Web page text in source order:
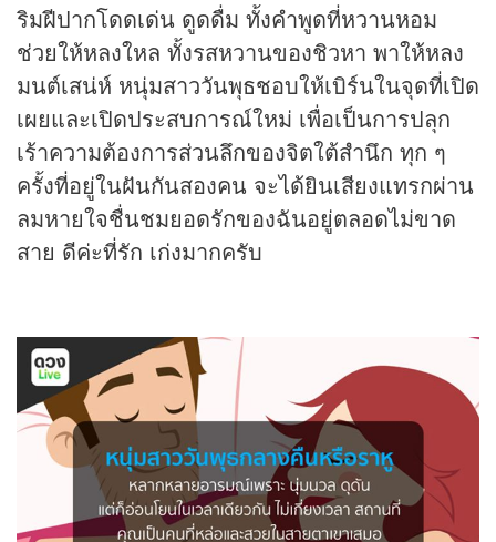
ริมฝีปากโดดเด่น ดูดดื่ม ทั้งคำพูดที่หวานหอม
ช่วยให้หลงใหล ทั้งรสหวานของชิวหา พาให้หลง
มนต์เสน่ห์ หนุ่มสาววันพุธชอบให้เบิร์นในจุดที่เปิด
เผยและเปิดประสบการณ์ใหม่ เพื่อเป็นการปลุก
เร้าความต้องการส่วนลึกของจิตใต้สำนึก ทุก ๆ
ครั้งที่อยู่ในฝันกันสองคน จะได้ยินเสียงแทรกผ่าน
ลมหายใจชื่นชมยอดรักของฉันอยู่ตลอดไม่ขาด
สาย ดีค่ะที่รัก เก่งมากครับ